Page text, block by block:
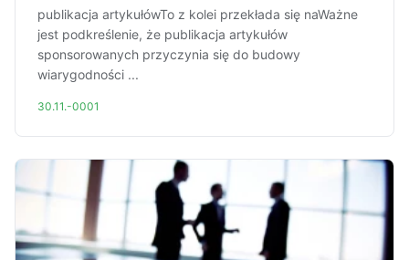
publikacja artykułówTo z kolei przekłada się naWażne
jest podkreślenie, że publikacja artykułów
sponsorowanych przyczynia się do budowy
wiarygodności ...
30.11.-0001